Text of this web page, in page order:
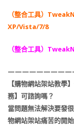
（整合工具）
XP/Vista/7/8
（整合工具）
【購物網站架站教學
務】可諮詢嗎？
當問題無法解決要發
物網站架站痛苦的開始